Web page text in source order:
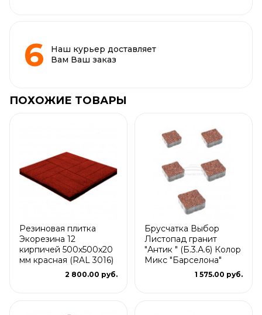
Наш курьер доставляет
Вам Ваш заказ
ПОХОЖИЕ ТОВАРЫ
Резиновая плитка
Экорезина 12
кирпичей 500x500x20
мм красная (RAL 3016)
2 800.00 руб.
Брусчатка Выбор
Листопад гранит
"Антик " (Б.3.А.6) Колор
Микс "Барселона"
1 575.00 руб.